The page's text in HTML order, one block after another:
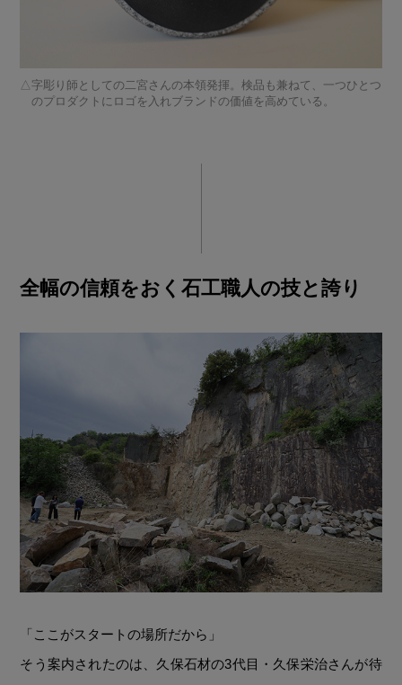
字彫り師としての二宮さんの本領発揮。検品も兼ねて、一つひとつ
のプロダクトにロゴを入れブランドの価値を高めている。
全幅の信頼をおく石工職人の技と誇り
「ここがスタートの場所だから」
そう案内されたのは、久保石材の3代目・久保栄治さんが待